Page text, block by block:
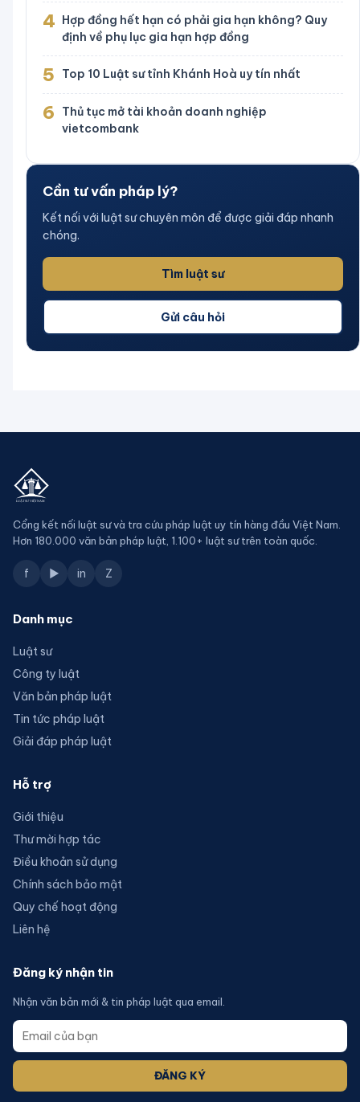
4 Hợp đồng hết hạn có phải gia hạn không? Quy
định về phụ lục gia hạn hợp đồng
5 Top 10 Luật sư tỉnh Khánh Hoà uy tín nhất
6
Thủ tục mở tài khoản doanh nghiệp
vietcombank
Cần tư vấn pháp lý?
Kết nối với luật sư chuyên môn để được giải đáp nhanh
chóng.
Tìm luật sư
Gửi câu hỏi
Cổng kết nối luật sư và tra cứu pháp luật uy tín hàng đầu Việt Nam.
Hơn 180.000 văn bản pháp luật, 1.100+ luật sư trên toàn quốc.
f ▶ in Z
Danh mục
Luật sư
Công ty luật
Văn bản pháp luật
Tin tức pháp luật
Giải đáp pháp luật
Hỗ trợ
Giới thiệu
Thư mời hợp tác
Điều khoản sử dụng
Chính sách bảo mật
Quy chế hoạt động
Liên hệ
Đăng ký nhận tin
Nhận văn bản mới & tin pháp luật qua email.
ĐĂNG KÝ